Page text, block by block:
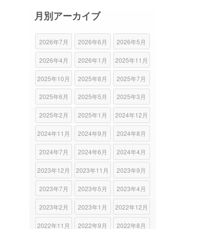
月別アーカイブ
2026年7月 2026年6月 2026年5月
2026年4月 2026年1月 2025年11月
2025年10月 2025年8月 2025年7月
2025年6月 2025年5月 2025年3月
2025年2月 2025年1月 2024年12月
2024年11月 2024年9月 2024年8月
2024年7月 2024年6月 2024年4月
2023年12月 2023年11月 2023年9月
2023年7月 2023年5月 2023年4月
2023年2月 2023年1月 2022年12月
2022年11月 2022年9月 2022年8月